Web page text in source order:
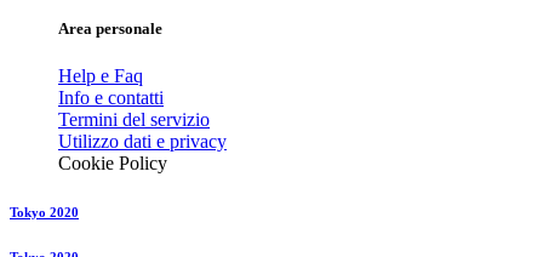
Area personale
Help e Faq
Info e contatti
Termini del servizio
Utilizzo dati e privacy
Cookie Policy
Tokyo 2020